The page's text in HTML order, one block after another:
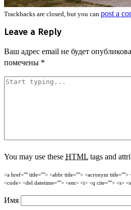
Trackbacks are closed, but you can post a
Leave a Reply
Ваш адрес email не будет
помечены *
You may use these HTML tags and
<a href="" title=""> <abbr title=""> <acronym title="">
<code> <del datetime=""> <em> <i> <q cite=""> <s>
Имя